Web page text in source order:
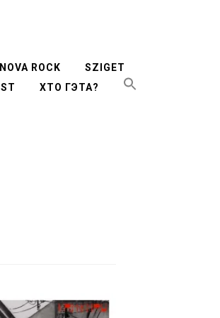
NOVA ROCK
SZIGET
ХТО ГЭТА?